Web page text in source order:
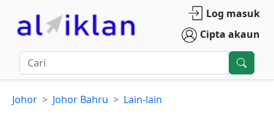
Log masuk
Cipta akaun
Johor Johor Bahru Lain-lain